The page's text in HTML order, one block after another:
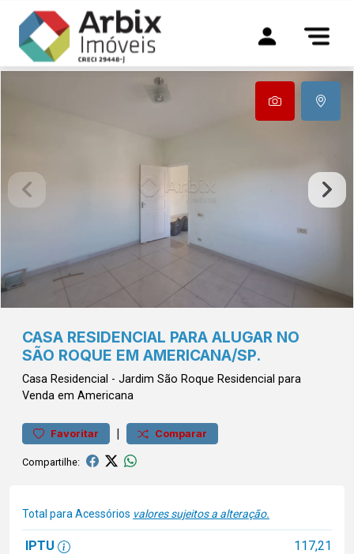
CASA RESIDENCIAL PARA ALUGAR NO
SÃO ROQUE EM AMERICANA/SP.
Casa Residencial - Jardim São Roque Residencial para
Venda em Americana
Favoritar | Comparar
Compartilhe:
Total para Acessórios valores sujeitos a alteração.
IPTU
117,21